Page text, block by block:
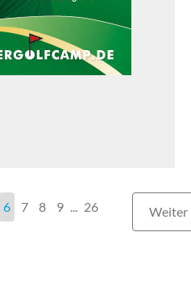
6 7 8 9 ... 26 Weiter